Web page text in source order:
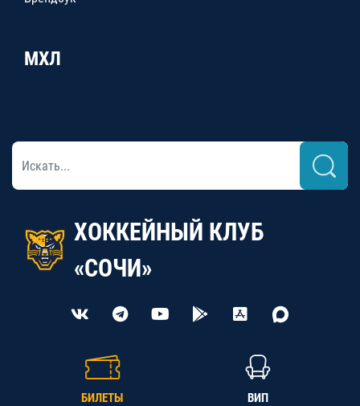
МХЛ
ХОККЕЙНЫЙ КЛУБ
«СОЧИ»
БИЛЕТЫ ВИП